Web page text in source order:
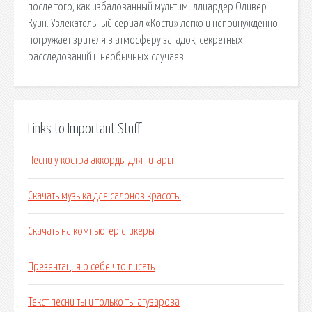
после того, как избалованный мультимиллиардер Оливер
Куин. Увлекательный сериал «Кости» легко и непринужденно
погружает зрителя в атмосферу загадок, секретных
расследований и необычных случаев.
Links to Important Stuff
Песни у костра аккорды для гитары
Скачать музыка для салонов красоты
Скачать на компьютер стикеры
Презентация о себе что писать
Текст песни ты и только ты агузарова